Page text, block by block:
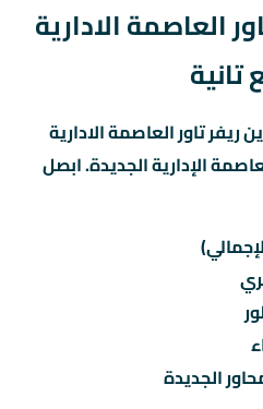
العاصمة الادارية
تاور العاصمة الادارية
الإدارية الجديدة. ابصل
الجديدة